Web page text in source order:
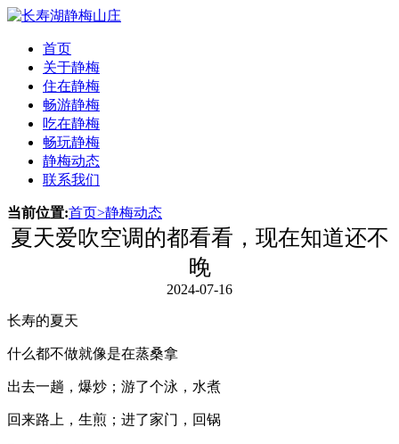
首页
关于静梅
住在静梅
畅游静梅
吃在静梅
畅玩静梅
静梅动态
联系我们
当前位置:首页>静梅动态
夏天爱吹空调的都看看，现在知道还不
晚
2024-07-16
长寿的夏天
什么都不做就像是在蒸桑拿
出去一趟，爆炒；游了个泳，水煮
回来路上，生煎；进了家门，回锅